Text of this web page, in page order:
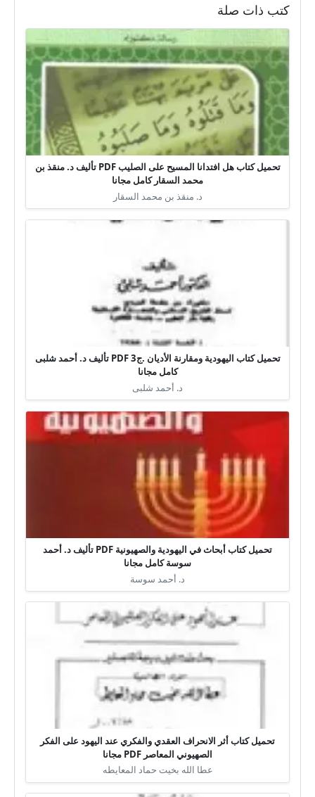
كتب ذات صلة
تحميل كتاب هل افتدانا المسيح على الصليب PDF تأليف د. منقذ بن
محمد السقار كامل مجانا
د. منقذ بن محمد السقار
تحميل كتاب اليهودية ومقارنة الأديان .ج3 PDF تأليف د. أحمد شلبى
كامل مجانا
د. أحمد شلبى
تحميل كتاب أبحاث في اليهودية والصهيونية PDF تأليف د. أحمد
سوسة كامل مجانا
د. أحمد سوسة
تحميل كتاب أثر الانحراف العقدي والفكري عند اليهود على الفكر
الصهيوني المعاصر PDF مجانا
عطا الله بخيت حماد المعايطه